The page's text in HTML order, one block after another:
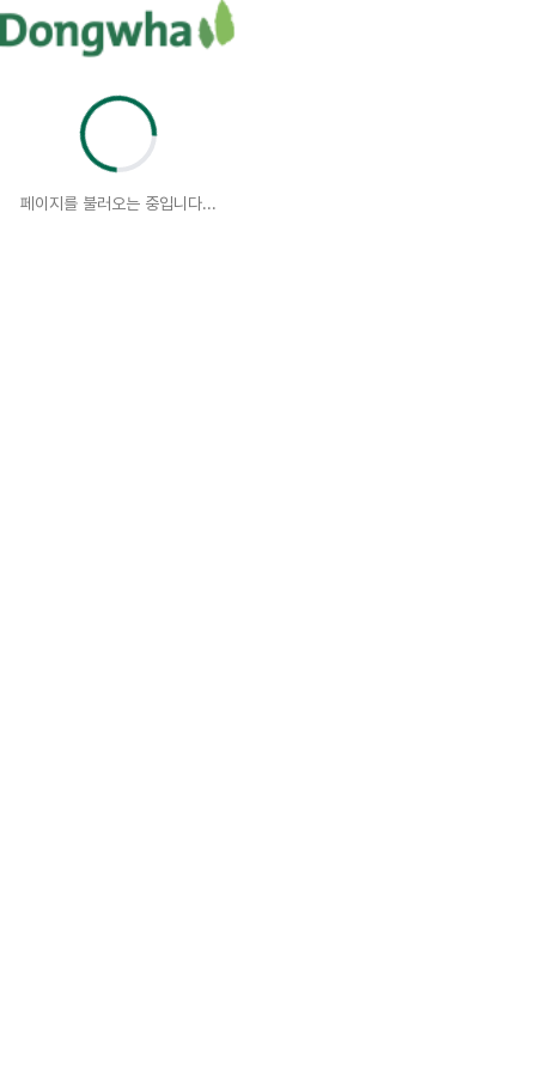
페이지를 불러오는 중입니다...